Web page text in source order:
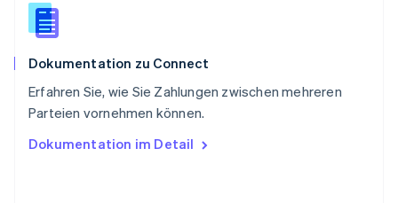
Dokumentation zu Connect
Erfahren Sie, wie Sie Zahlungen zwischen mehreren
Parteien vornehmen können.
Dokumentation im Detail
English
Spanien
Thailand
Tschechische Republik
English
English